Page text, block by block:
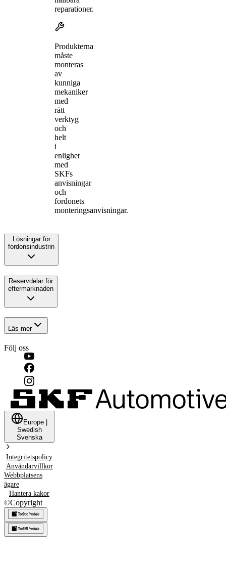
reparationer.
Produkterna
måste
monteras
av
kunniga
mekaniker
med
rätt
verktyg
och
helt
i
enlighet
med
SKFs
anvisningar
och
fordonets
monteringsanvisningar.
Lösningar för
fordonsindustrin
Reservdelar för
eftermarknaden
Läs mer
Följ oss
Europe
Swedish
Svenska
Integritetspolicy
Användarvillkor
Webbplatsens
ägare
Hantera kakor
©Copyright